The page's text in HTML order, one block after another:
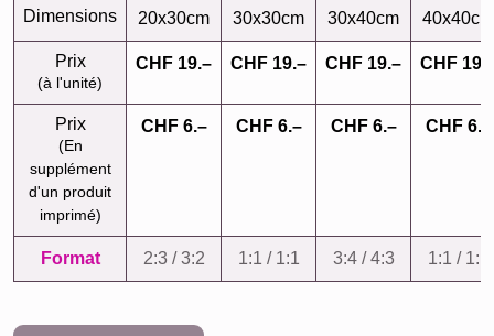
Dimensions 20x30cm 30x30cm 30x40cm 40x40cm
Prix
(à l'unité)
CHF 19.– CHF 19.– CHF 19.– CHF
Prix
(En
supplément
d'un produit
imprimé)
CHF 6.– CHF 6.– CHF 6.– CHF 6.–
Format 2:3 / 3:2 1:1 / 1:1 3:4 / 4:3 1:1 / 1:1